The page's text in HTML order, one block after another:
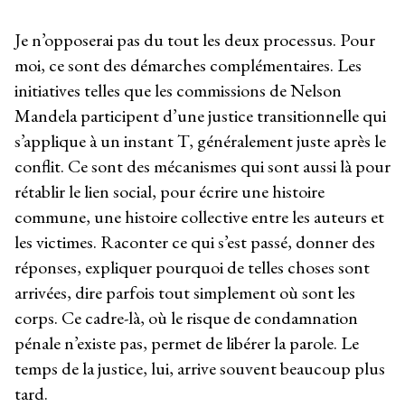
Je n’opposerai pas du tout les deux processus. Pour
moi, ce sont des démarches complémentaires. Les
initiatives telles que les commissions de Nelson
Mandela participent d’une justice transitionnelle qui
s’applique à un instant T, généralement juste après le
conflit. Ce sont des mécanismes qui sont aussi là pour
rétablir le lien social, pour écrire une histoire
commune, une histoire collective entre les auteurs et
les victimes. Raconter ce qui s’est passé, donner des
réponses, expliquer pourquoi de telles choses sont
arrivées, dire parfois tout simplement où sont les
corps. Ce cadre-là, où le risque de condamnation
pénale n’existe pas, permet de libérer la parole. Le
temps de la justice, lui, arrive souvent beaucoup plus
tard.